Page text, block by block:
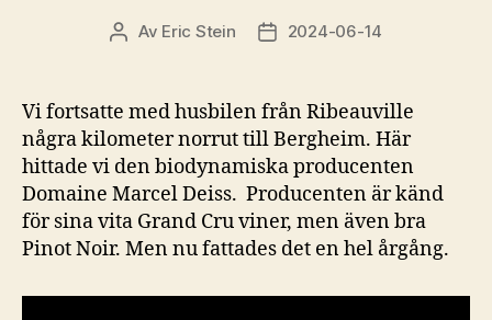
Inläggsförfattare
Av Eric Stein Inläggsdatum
2024-06-14
Vi fortsatte med husbilen från Ribeauville
några kilometer norrut till Bergheim. Här
hittade vi den biodynamiska producenten
Domaine Marcel Deiss. Producenten är känd
för sina vita Grand Cru viner, men även bra
Pinot Noir. Men nu fattades det en hel årgång.